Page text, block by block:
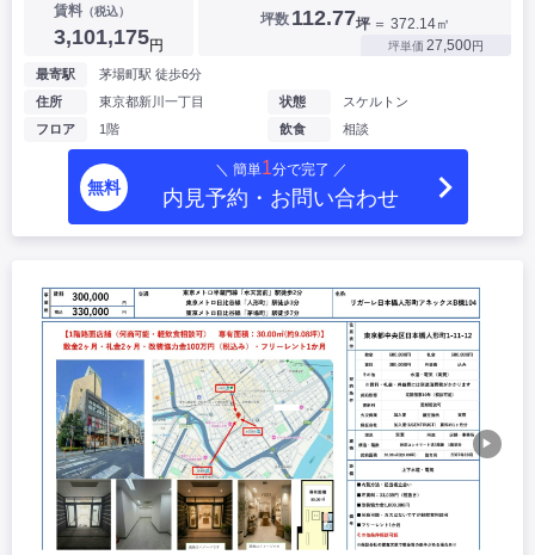
賃料 （税込）
3,101,175円
坪数 112.77坪 ＝ 372.14㎡
坪単価 27,500円
最寄駅
茅場町駅 徒歩6分
住所
東京都新川一丁目
フロア
1階
状態
スケルトン
飲食
相談
無料
＼ 簡単1分で完了 ／
内見予約・お問い合わせ
▶